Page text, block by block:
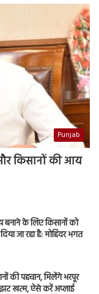
Punjab
किसानों की आय
बनाने के लिए किसानों को
जा रहा है: मोहिंदर भगत
की पहचान, मिलेंगे भरपूर
खत्म, ऐसे करें अप्लाई